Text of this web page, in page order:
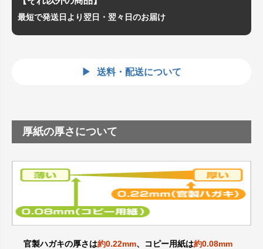
最短で発送日より翌日・翌々日のお届け
送料・配送について
厚紙の厚さについて
官製ハガキの厚さは約0.22mm、コピー用紙は約0.08mm